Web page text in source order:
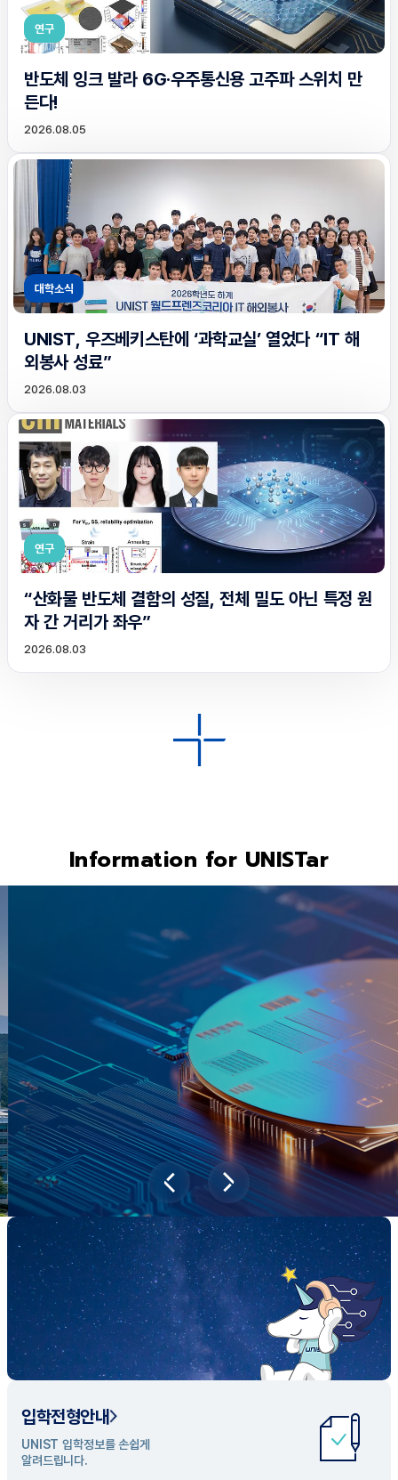
연구
반도체 잉크 발라 6G·우주통신용 고주파 스위치 만
든다!
2026.08.05
대학소식
UNIST, 우즈베키스탄에 ‘과학교실’ 열었다 “IT 해
외봉사 성료”
2026.08.03
연구
“산화물 반도체 결함의 성질, 전체 밀도 아닌 특정 원
자 간 거리가 좌우”
2026.08.03
Information for UNISTar
새내기학부에서
전공탐색 프로그램을 통해 나에게 맞는 최
적의 전공을 찾아보세요.
전공탐색 가이드 바로가기
UNIST 학과 소개
UNIST의 개성있는 학과들을
탐색해 보세요
입학전형안내
UNIST 입학정보를 손쉽게
알려드립니다.